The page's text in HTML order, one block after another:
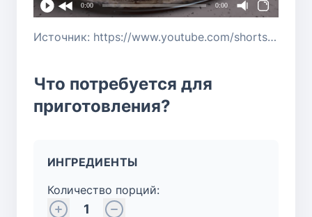
0:00 0:00
Источник: https://www.youtube.com/shorts/UqWqBPneBns
Что потребуется для
приготовления?
ИНГРЕДИЕНТЫ
Количество порций:
1